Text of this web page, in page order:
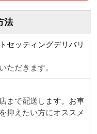
法
セッティングデリバリ
ただきます。
まで配送します。お車
抑えたい方にオススメ